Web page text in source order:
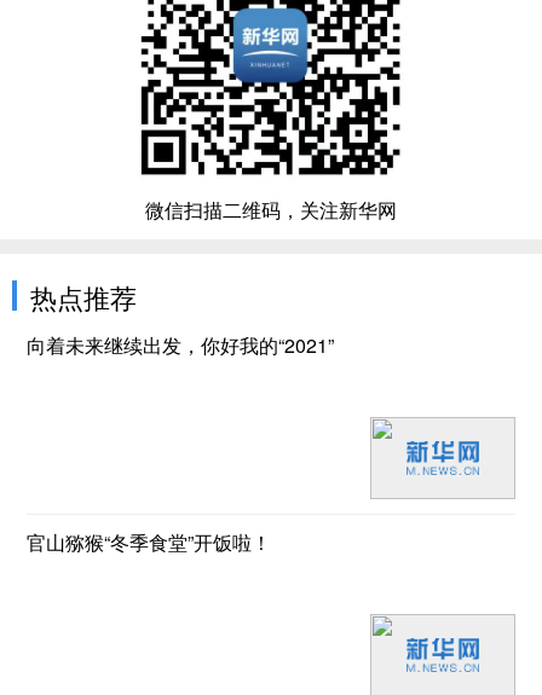
微信扫描二维码，关注新华网
热点推荐
向着未来继续出发，你好我的“2021”
官山猕猴“冬季食堂”开饭啦！